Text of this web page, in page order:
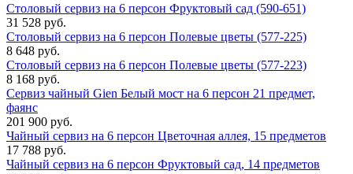
Столовый сервиз на 6 персон Фруктовый сад (590-651)
31 528 руб.
Столовый сервиз на 6 персон Полевые цветы (577-225)
8 648 руб.
Столовый сервиз на 6 персон Полевые цветы (577-223)
8 168 руб.
Сервиз чайный Gien Белый мост на 6 персон 21 предмет,
фаянс
201 900 руб.
Чайный сервиз на 6 персон Цветочная аллея, 15 предметов
17 788 руб.
Чайный сервиз на 6 персон Фруктовый сад, 14 предметов